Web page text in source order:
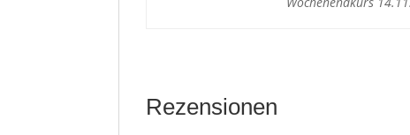
Rezensionen